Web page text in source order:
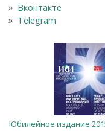
Вконтакте
Telegram
Юбилейное издание